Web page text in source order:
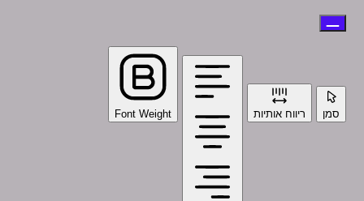
סמן ריווח אותיות Font Weight